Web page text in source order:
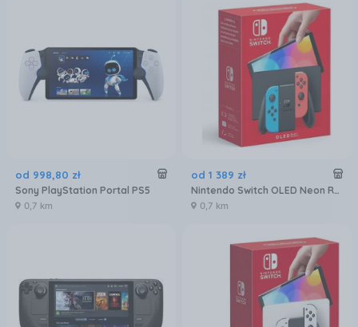
od 998,80 zł
Sony PlayStation Portal PS5
0,7 km
od 1 389 zł
Nintendo Switch OLED Neon Red/Blue
0,7 km